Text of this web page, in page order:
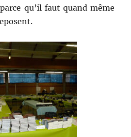
qu’il faut quand même